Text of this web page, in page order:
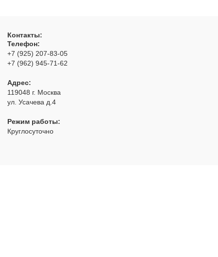
Контакты:
Телефон:
+7 (925) 207-83-05
+7 (962) 945-71-62
Адрес:
119048 г. Москва
ул. Усачева д.4
Режим работы:
Круглосуточно